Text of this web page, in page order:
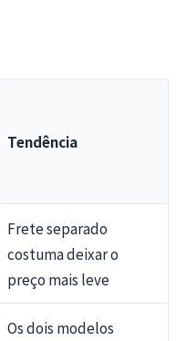
Tendência
Frete separado
costuma deixar o
preço mais leve
Os dois modelos